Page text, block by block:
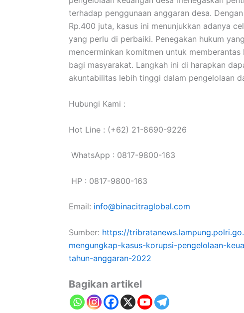
terhadap penggunaan anggaran desa.
Rp.400 juta, kasus ini menunjukkan adanya
yang perlu di perbaiki. Penegakan hukum
mencerminkan komitmen untuk
bagi masyarakat. Langkah ini di harapkan
akuntabilitas lebih tinggi dalam pengelolaan
Hubungi Kami :
Hot Line : (+62) 21-8690-9226
WhatsApp : 0817-9800-163
HP : 0817-9800-163
Email: info@binacitraglobal.com
Sumber: https://
mengungkap-kasus-korupsi-pengelolaan-
tahun-anggaran-2022
Bagikan artikel